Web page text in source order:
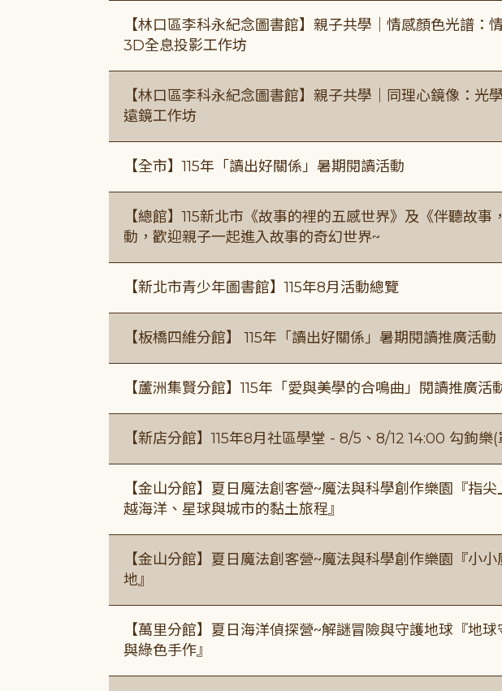
【林口區李科永紀念圖書館】親子共學｜情感顏色光譜：
3D全息投影工作坊
【林口區李科永紀念圖書館】親子共學｜同理心鏡像：光
遠鏡工作坊
【全市】115年「讀出好關係」暑期閱讀活動
【總館】115新北市《故事的裡的五感世界》及《伴聽故事
動，歡迎親子一起進入故事的奇幻世界~
【新北市青少年圖書館】115年8月活動總覽
【板橋四維分館】 115年「讀出好關係」暑期閱讀推廣活動
【蘆洲集賢分館】115年「愛與美學的合鳴曲」閱讀推廣活
【新店分館】115年8月社區學堂 - 8/5、8/12 14:00 勾鉤樂(
【金山分館】夏日魔法創客營~魔法與科學創作樂園『指
越海洋、星球與城市的黏土旅程』
【金山分館】夏日魔法創客營~魔法與科學創作樂園『小
地』
【萬里分館】夏日海洋偵探營~解謎冒險與守護地球『地
與綠色手作』